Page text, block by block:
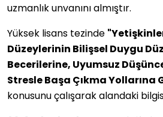
uzmanlık unvanını almıştır.
Yüksek lisans tezinde
Düzeylerinin Bilişsel Duygu
Becerilerine, Uyumsuz
Stresle Başa Çıkma Yollarına
konusunu çalışarak alandaki